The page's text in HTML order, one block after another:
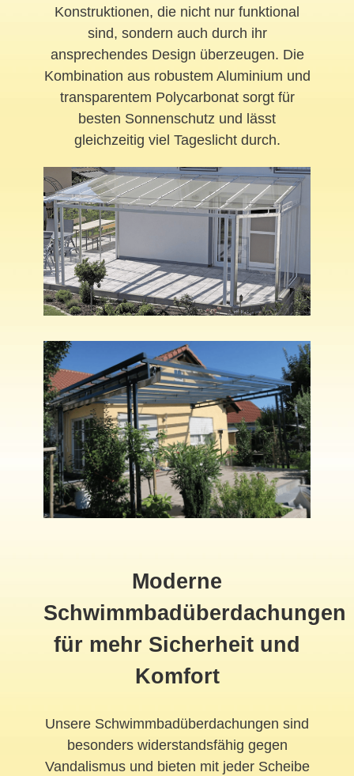
Konstruktionen, die nicht nur funktional
sind, sondern auch durch ihr
ansprechendes Design überzeugen. Die
Kombination aus robustem Aluminium und
transparentem Polycarbonat sorgt für
besten Sonnenschutz und lässt
gleichzeitig viel Tageslicht durch.
Moderne
Schwimmbadüberdachungen
für mehr Sicherheit und
Komfort
Unsere Schwimmbadüberdachungen sind
besonders widerstandsfähig gegen
Vandalismus und bieten mit jeder Scheibe